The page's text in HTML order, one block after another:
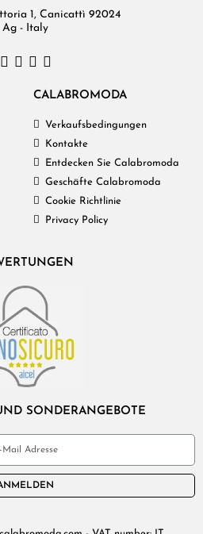
1, Canicattì 92024
Ag - Italy
CALABROMODA
Verkaufsbedingungen
Kontakte
Entdecken Sie Calabromoda
Geschäfte Calabromoda
Cookie Richtlinie
Privacy Policy
SONDERANGEBOTE